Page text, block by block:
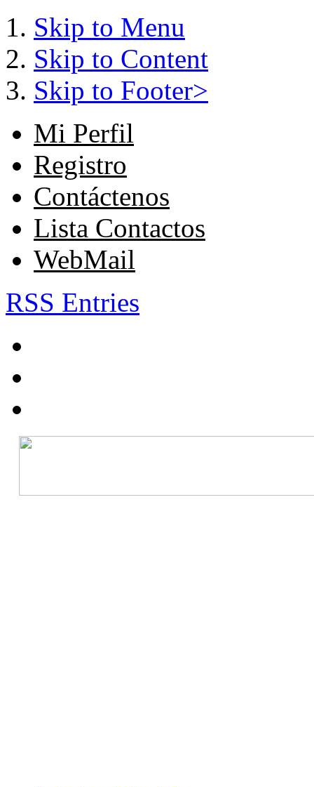
Skip to Menu
Skip to Content
Skip to Footer>
Mi Perfil
Registro
Contáctenos
Lista Contactos
WebMail
RSS Entries